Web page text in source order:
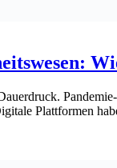
Plattformen